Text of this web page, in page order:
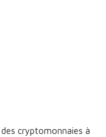
cryptomonnaies à